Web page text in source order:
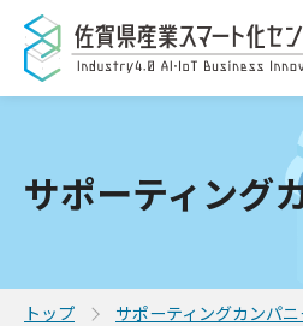
サポーティング
トップ サポーティングカンパニ